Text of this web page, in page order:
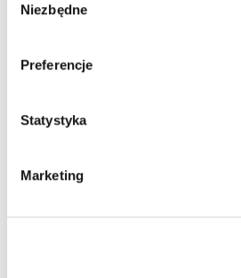
Niezbędne
Preferencje
Statystyka
Marketing